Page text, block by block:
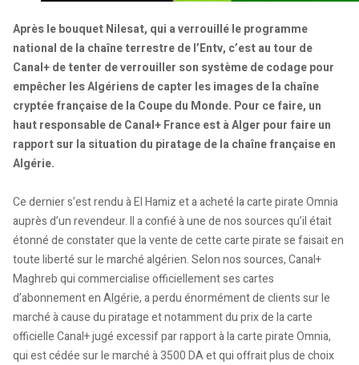
Après le bouquet Nilesat, qui a verrouillé le programme
national de la chaîne terrestre de l’Entv, c’est au tour de
Canal+ de tenter de verrouiller son système de codage pour
empêcher les Algériens de capter les images de la chaîne
cryptée française de la Coupe du Monde. Pour ce faire, un
haut responsable de Canal+ France est à Alger pour faire un
rapport sur la situation du piratage de la chaîne française en
Algérie.
Ce dernier s’est rendu à El Hamiz et a acheté la carte pirate Omnia
auprès d’un revendeur. Il a confié à une de nos sources qu’il était
étonné de constater que la vente de cette carte pirate se faisait en
toute liberté sur le marché algérien. Selon nos sources, Canal+
Maghreb qui commercialise officiellement ses cartes
d’abonnement en Algérie, a perdu énormément de clients sur le
marché à cause du piratage et notamment du prix de la carte
officielle Canal+ jugé excessif par rapport à la carte pirate Omnia,
qui est cédée sur le marché à 3500 DA et qui offrait plus de choix